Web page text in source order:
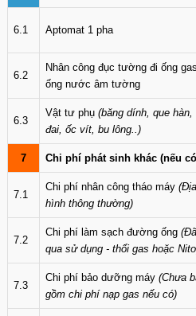
6.1 Aptomat 1 pha
6.2
Nhân công đục tường đi ống gas,
ống nước âm tường
6.3
Vật tư phụ (băng dính, que hàn,
đai, ốc vít, bu lông..)
7 Chi phí phát sinh khác (nếu
7.1
Chi phí nhân công tháo máy (Địa
hình thông thường)
7.2
Chi phí làm sạch đường ống (Đã
qua sử dụng - thổi gas hoặc
7.3
Chi phí bảo dưỡng máy (Chưa
gồm chi phí nạp gas nếu có)